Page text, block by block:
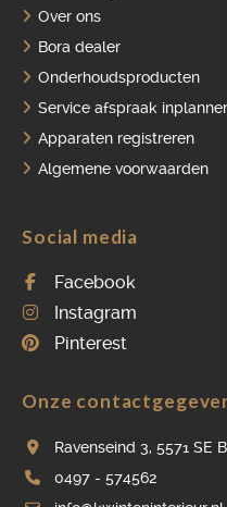
Over ons
Bora dealer
Onderhoudsproducten
Service afspraak
Apparaten registreren
Algemene voorwaarden
Social media
Facebook
Instagram
Pinterest
Onze
Ravenseind 3, 5571 SE
0497 - 574562